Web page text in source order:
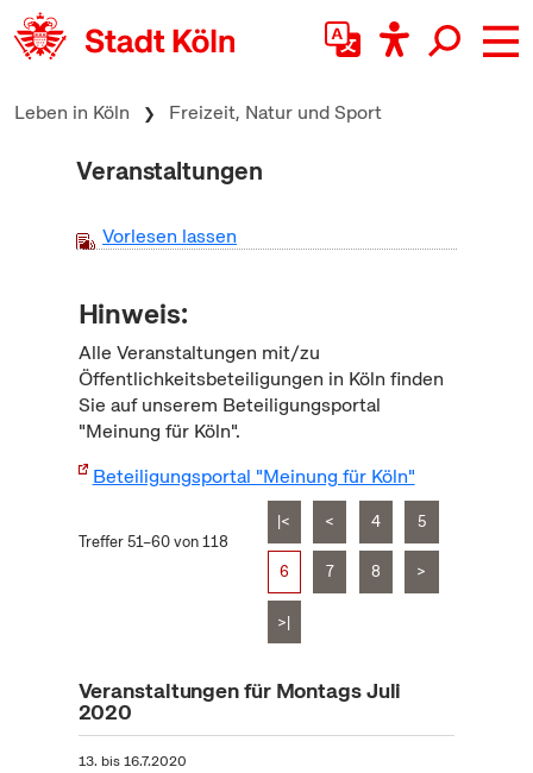
zum Inhalt springen
Leben in Köln Freizeit, Natur und Sport
Veranstaltungen
Vorlesen lassen
Hinweis:
Alle Veranstaltungen mit/zu
Öffentlichkeitsbeteiligungen in Köln finden
Sie auf unserem Beteiligungsportal
"Meinung für Köln".
Beteiligungsportal "Meinung für Köln"
Treffer 51–60 von 118
|< < 4 5
6 7 8 >
>|
Veranstaltungen für Montags Juli
2020
13. bis16.7.2020